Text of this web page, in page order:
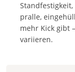
Standfestigkeit,
pralle,
mehr Kick gibt
variieren.